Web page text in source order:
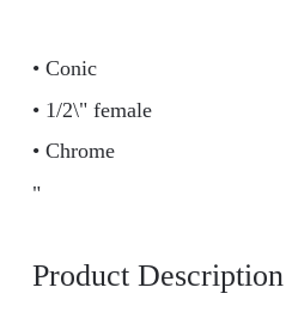
Product Description
• Conic
• 1/2\" female
• Chrome
"